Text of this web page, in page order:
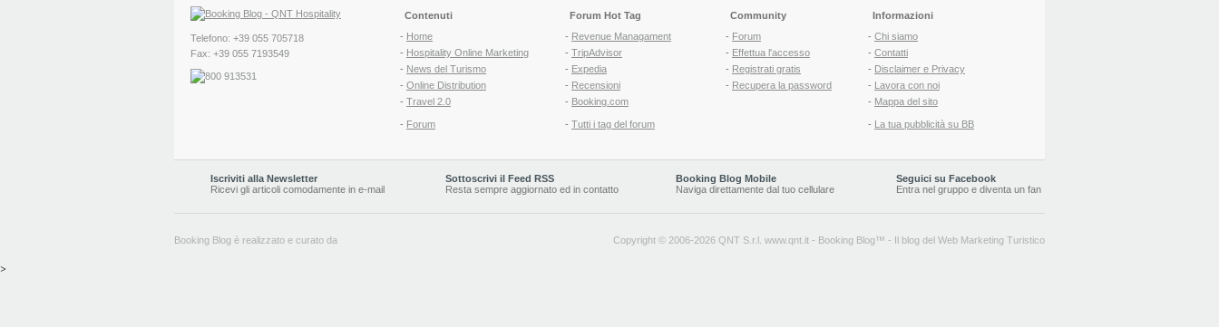
Telefono: +39 055 705718
Fax: +39 055 7193549
Contenuti
- Home
- Hospitality Online Marketing
- News del Turismo
- Online Distribution
- Travel 2.0
- Forum
Forum Hot Tag
- Revenue Managament
- TripAdvisor
- Expedia
- Recensioni
- Booking.com
- Tutti i tag del forum
Community
- Forum
- Effettua l'accesso
- Registrati gratis
- Recupera la password
Informazioni
- Chi siamo
- Contatti
- Disclaimer e Privacy
- Lavora con noi
- Mappa del sito
- La tua pubblicità su BB
Iscriviti alla Newsletter
Ricevi gli articoli comodamente in e-mail
Sottoscrivi il Feed RSS
Resta sempre aggiornato ed in contatto
Booking Blog Mobile
Naviga direttamente dal tuo cellulare
Seguici su Facebook
Entra nel gruppo e diventa un fan
Booking Blog è realizzato e curato da Copyright © 2006-2026 QNT S.r.l. www.qnt.it - Booking Blog™ - Il blog del Web Marketing Turistico
>